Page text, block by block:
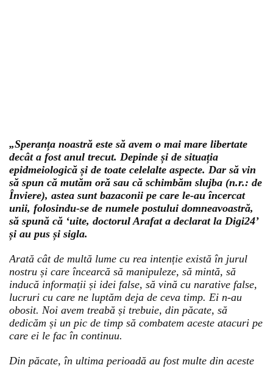
„Speranța noastră este să avem o mai mare libertate
decât a fost anul trecut. Depinde și de situația
epidmeiologică și de toate celelalte aspecte. Dar să vin
să spun că mutăm oră sau că schimbăm slujba (n.r.: de
Înviere), astea sunt bazaconii pe care le-au încercat
unii, folosindu-se de numele postului domneavoastră,
să spună că ‘uite, doctorul Arafat a declarat la Digi24’
și au pus și sigla.
Arată cât de multă lume cu rea intenție există în jurul
nostru și care încearcă să manipuleze, să mintă, să
inducă informații și idei false, să vină cu narative false,
lucruri cu care ne luptăm deja de ceva timp. Ei n-au
obosit. Noi avem treabă și trebuie, din păcate, să
dedicăm și un pic de timp să combatem aceste atacuri pe
care ei le fac în continuu.
Din păcate, în ultima perioadă au fost multe din aceste